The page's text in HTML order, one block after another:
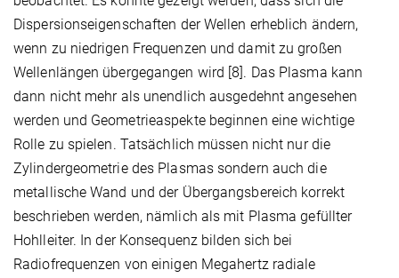
Dispersionseigenschaften der Wellen erheblich ändern,
wenn zu niedrigen Frequenzen und damit zu großen
Wellenlängen übergegangen wird [8]. Das Plasma kann
dann nicht mehr als unendlich ausgedehnt angesehen
werden und Geometrieaspekte beginnen eine wichtige
Rolle zu spielen. Tatsächlich müssen nicht nur die
Zylindergeometrie des Plasmas sondern auch die
metallische Wand und der Übergangsbereich korrekt
beschrieben werden, nämlich als mit Plasma gefüllter
Hohlleiter. In der Konsequenz bilden sich bei
Radiofrequenzen von einigen Megahertz radiale